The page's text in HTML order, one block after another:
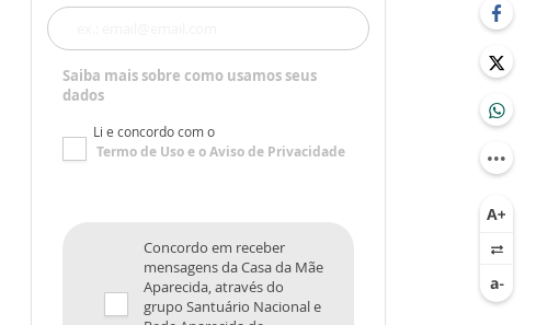
Saiba mais sobre como usamos seus
dados
Li e concordo com o
Termo de Usoe oAviso de Privacidade
Concordo em receber
mensagens da Casa da Mãe
Aparecida, através do
grupo Santuário Nacional e